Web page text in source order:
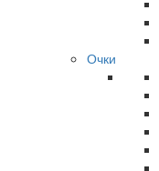
Очки